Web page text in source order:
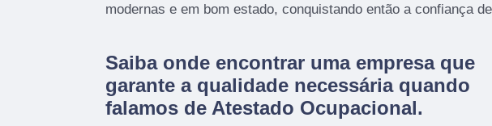
modernas e em bom estado, conquistando então a confiança
Saiba onde encontrar uma empresa que
garante a qualidade necessária quando
falamos de Atestado Ocupacional.